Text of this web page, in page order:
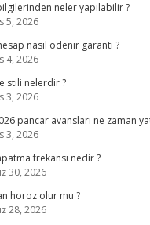
neler yapılabilir ?
5, 2026
nasıl ödenir garanti ?
4, 2026
stili nelerdir ?
3, 2026
pancar avansları ne zaman
3, 2026
frekansı nedir ?
30, 2026
horoz olur mu ?
28, 2026